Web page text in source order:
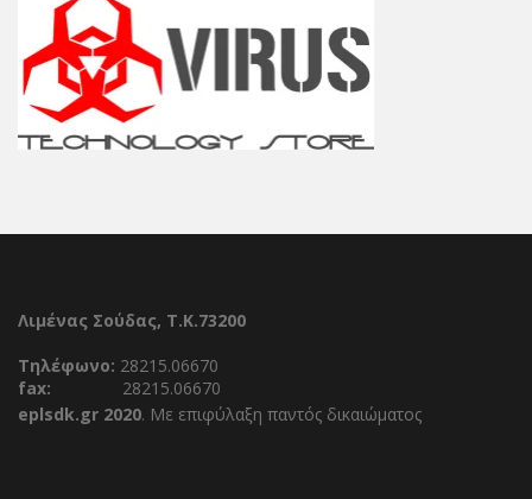
Λιμένας Σούδας, Τ.Κ.73200
Τηλέφωνο: 28215.06670
fax:
28215.06670
eplsdk.gr 2020. Με επιφύλαξη παντός δικαιώματος